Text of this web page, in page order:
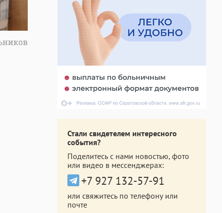
Стали свидетелем интересного
события?
Поделитесь с нами новостью, фото
или видео в мессенджерах:
+7 927 132-57-91
или свяжитесь по телефону или
почте